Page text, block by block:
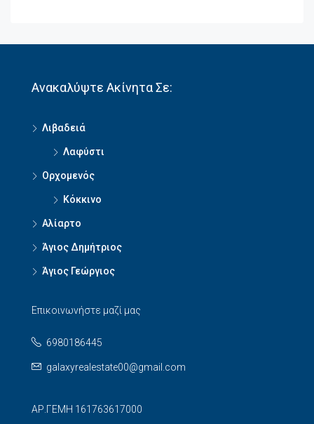
Ανακαλύψτε Ακίνητα Σε:
Λιβαδειά
Λαφύστι
Ορχομενός
Κόκκινο
Αλίαρτο
Άγιος Δημήτριος
Άγιος Γεώργιος
Επικοινωνήστε μαζί μας
6980186445
galaxyrealestate00@gmail.com
ΑΡ.ΓΕΜΗ 161763617000